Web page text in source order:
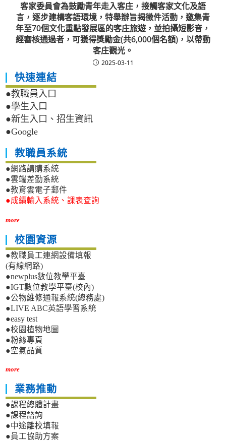
客家委員會為鼓勵青年走入客庄，接觸客家文化及語
言，逐步建構客語環境，特舉辦旨揭徵件活動，邀集青
年至70個文化重點發展區的客庄旅遊，並拍攝短影音，
經審核通過者，可獲得獎勵金(共6,000個名額)，以帶動
客庄觀光。
2025-03-11
快速連結
●教職員入口
●學生入口
●新生入口、招生資訊
●Google
教職員系統
●網路請購系統
●雲端差勤系統
●教育雲電子郵件
●成績輸入系統、課表查詢
more
校園資源
●教職員工連網設備填報
(有線網路)
●newplus數位教學平臺
●IGT數位教學平臺(校內)
●公物維修通報系統(總務處)
●LIVE ABC英語學習系統
●easy test
●校園植物地圖
●粉絲專頁
●空氣品質
more
業務推動
●課程總體計畫
●課程諮詢
●中途離校填報
●員工協助方案